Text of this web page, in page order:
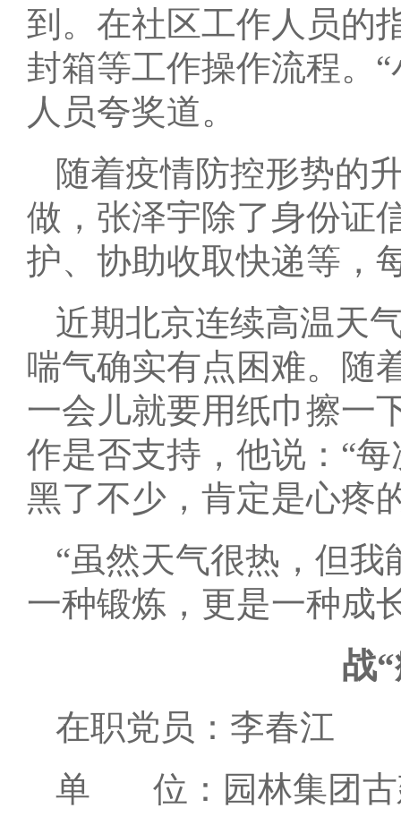
到。在社区工作人员的
封箱等工作操作流程。
人员夸奖道。
随着疫情防控形势的
做，张泽宇除了身份证
护、协助收取快递等，
近期北京连续高温天
喘气确实有点困难。随
一会儿就要用纸巾擦一
作是否支持，他说：“
黑了不少，肯定是心疼
“虽然天气很热，但
一种锻炼，更是一种成
战
在职党员：李春江
单 位：园林集团古